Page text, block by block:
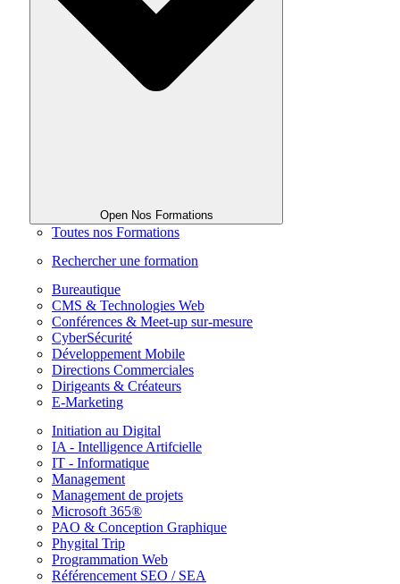
Open Nos Formations
Toutes nos Formations
Rechercher une formation
Bureautique
CMS & Technologies Web
Conférences & Meet-up sur-mesure
CyberSécurité
Développement Mobile
Directions Commerciales
Dirigeants & Créateurs
E-Marketing
Initiation au Digital
IA - Intelligence Artifcielle
IT - Informatique
Management
Management de projets
Microsoft 365®
PAO & Conception Graphique
Phygital Trip
Programmation Web
Référencement SEO / SEA